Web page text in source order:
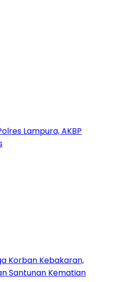
Lampura, AKBP
Korban Kebakaran,
Santunan Kematian